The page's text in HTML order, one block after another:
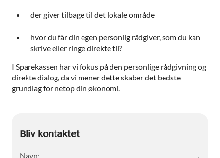
der giver tilbage til det lokale område
hvor du får din egen personlig rådgiver, som du kan
skrive eller ringe direkte til?
I Sparekassen har vi fokus på den personlige rådgivning og
direkte dialog, da vi mener dette skaber det bedste
grundlag for netop din økonomi.
Bliv kontaktet
Navn: